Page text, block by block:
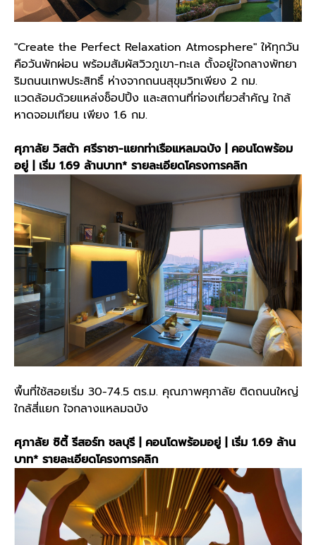
"Create the Perfect Relaxation Atmosphere" ให้ทุกวัน
คือวันพักผ่อน พร้อมสัมผัสวิวภูเขา-ทะเล ตั้งอยู่ใจกลางพัทยา
ริมถนนเทพประสิทธิ์ ห่างจากถนนสุขุมวิทเพียง 2 กม.
แวดล้อมด้วยแหล่งช็อปปิ้ง และสถานที่ท่องเที่ยวสำคัญ ใกล้
หาดจอมเทียน เพียง 1.6 กม.
ศุภาลัย วิสต้า ศรีราชา-แยกท่าเรือแหลมฉบัง | คอนโดพร้อม
อยู่ | เริ่ม 1.69 ล้านบาท* รายละเอียดโครงการคลิก
พื้นที่ใช้สอยเริ่ม 30-74.5 ตร.ม. คุณภาพศุภาลัย ติดถนนใหญ่
ใกล้สี่แยก ใจกลางแหลมฉบัง
ศุภาลัย ซิตี้ รีสอร์ท ชลบุรี | คอนโดพร้อมอยู่ | เริ่ม 1.69 ล้าน
บาท* รายละเอียดโครงการคลิก